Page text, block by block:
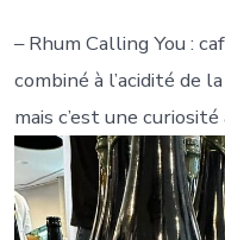
– Rhum Calling You :
combiné à l’acidité de
mais c’est une